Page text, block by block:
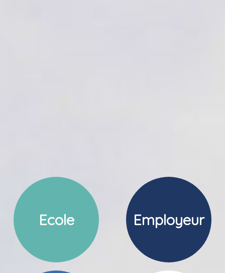
Ecole Employeur